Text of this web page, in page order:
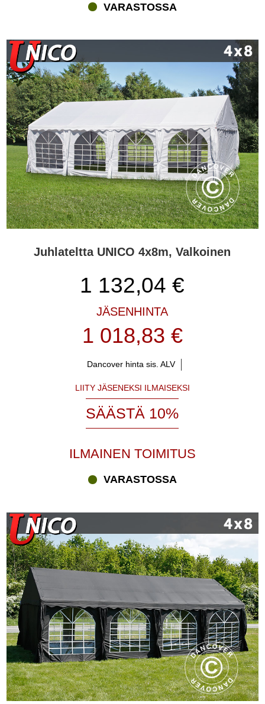
VARASTOSSA
Juhlateltta UNICO 4x8m, Valkoinen
1 132,04 €
JÄSENHINTA
1 018,83 €
Dancover hinta sis. ALV
LIITY JÄSENEKSI ILMAISEKSI
SÄÄSTÄ 10%
ILMAINEN TOIMITUS
VARASTOSSA